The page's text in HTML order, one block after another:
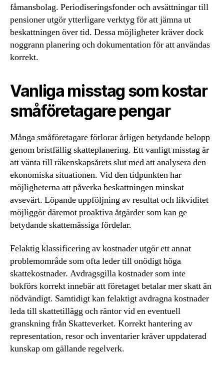
fåmansbolag. Periodiseringsfonder och avsättningar till
pensioner utgör ytterligare verktyg för att jämna ut
beskattningen över tid. Dessa möjligheter kräver dock
noggrann planering och dokumentation för att användas
korrekt.
Vanliga misstag som kostar
småföretagare pengar
Många småföretagare förlorar årligen betydande belopp
genom bristfällig skatteplanering. Ett vanligt misstag är
att vänta till räkenskapsårets slut med att analysera den
ekonomiska situationen. Vid den tidpunkten har
möjligheterna att påverka beskattningen minskat
avsevärt. Löpande uppföljning av resultat och likviditet
möjliggör däremot proaktiva åtgärder som kan ge
betydande skattemässiga fördelar.
Felaktig klassificering av kostnader utgör ett annat
problemområde som ofta leder till onödigt höga
skattekostnader. Avdragsgilla kostnader som inte
bokförs korrekt innebär att företaget betalar mer skatt än
nödvändigt. Samtidigt kan felaktigt avdragna kostnader
leda till skattetillägg och räntor vid en eventuell
granskning från Skatteverket. Korrekt hantering av
representation, resor och inventarier kräver uppdaterad
kunskap om gällande regelverk.